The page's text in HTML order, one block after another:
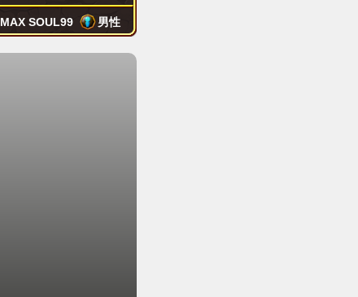
MAX SOUL99 男性